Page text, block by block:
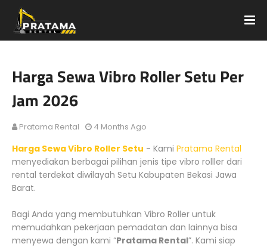
Harga Sewa Vibro Roller Setu Per
Jam 2026
Pratama Rental 4 Months Ago
Harga Sewa Vibro Roller Setu - Kami Pratama Rental
menyediakan berbagai pilihan jenis tipe vibro rolller dari
rental terdekat diwilayah Setu Kabupaten Bekasi Jawa
Barat.
Bagi Anda yang membutuhkan Vibro Roller untuk
memudahkan pekerjaan pemadatan dan lainnya bisa
menyewa dengan kami “Pratama Rental”. Kami siap